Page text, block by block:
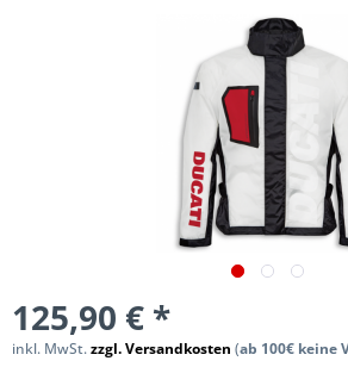
125,90 € *
inkl. MwSt.zzgl. Versandkosten (ab 100€ keine